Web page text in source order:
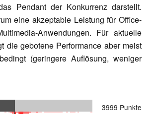
Pendant der Konkurrenz darstellt.
eine akzeptable Leistung für Office-
Anwendungen. Für aktuelle
die gebotene Performance aber meist
(geringere Auflösung, weniger
3999 Punkte